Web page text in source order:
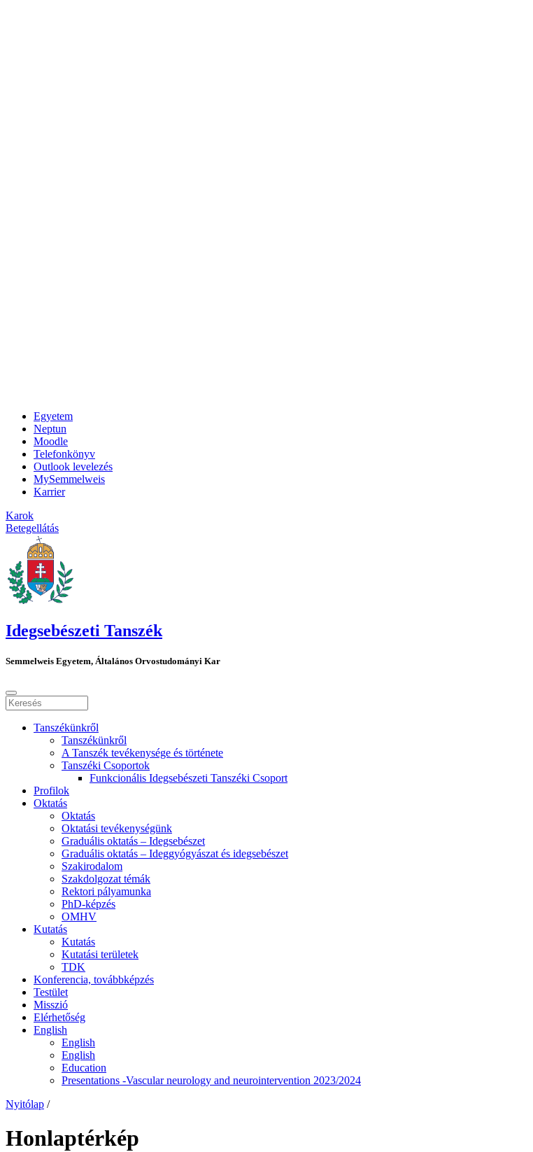
Egyetem
Neptun
Moodle
Telefonkönyv
Outlook levelezés
MySemmelweis
Karrier
Karok
Betegellátás
Idegsebészeti Tanszék
Semmelweis Egyetem, Általános Orvostudományi Kar
Tanszékünkről
Tanszékünkről
A Tanszék tevékenysége és története
Tanszéki Csoportok
Funkcionális Idegsebészeti Tanszéki Csoport
Profilok
Oktatás
Oktatás
Oktatási tevékenységünk
Graduális oktatás – Idegsebészet
Graduális oktatás – Ideggyógyászat és idegsebészet
Szakirodalom
Szakdolgozat témák
Rektori pályamunka
PhD-képzés
OMHV
Kutatás
Kutatás
Kutatási területek
TDK
Konferencia, továbbképzés
Testület
Misszió
Elérhetőség
English
English
English
Education
Presentations -Vascular neurology and neurointervention 2023/2024
Nyitólap /
Honlaptérkép